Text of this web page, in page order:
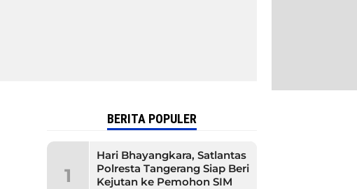
BERITA POPULER
1
Hari Bhayangkara, Satlantas
Polresta Tangerang Siap Beri
Kejutan ke Pemohon SIM